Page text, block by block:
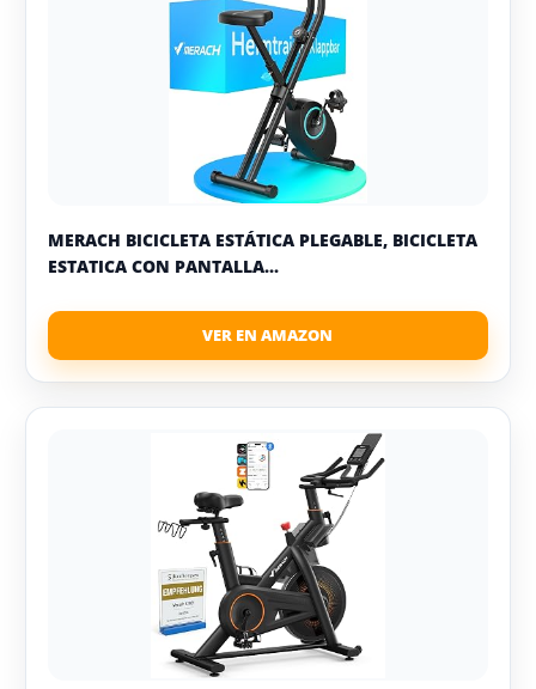
MERACH BICICLETA ESTÁTICA PLEGABLE, BICICLETA
ESTATICA CON PANTALLA...